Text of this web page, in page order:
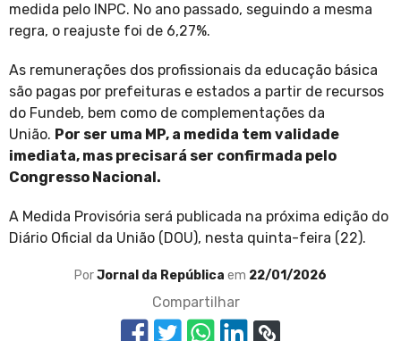
medida pelo INPC. No ano passado, seguindo a mesma
regra, o reajuste foi de 6,27%.
As remunerações dos profissionais da educação básica
são pagas por prefeituras e estados a partir de recursos
do Fundeb, bem como de complementações da
União. Por ser uma MP, a medida tem validade
imediata, mas precisará ser confirmada pelo
Congresso Nacional.
A Medida Provisória será publicada na próxima edição do
Diário Oficial da União (DOU), nesta quinta-feira (22).
PorJornal da República em 22/01/2026
Compartilhar